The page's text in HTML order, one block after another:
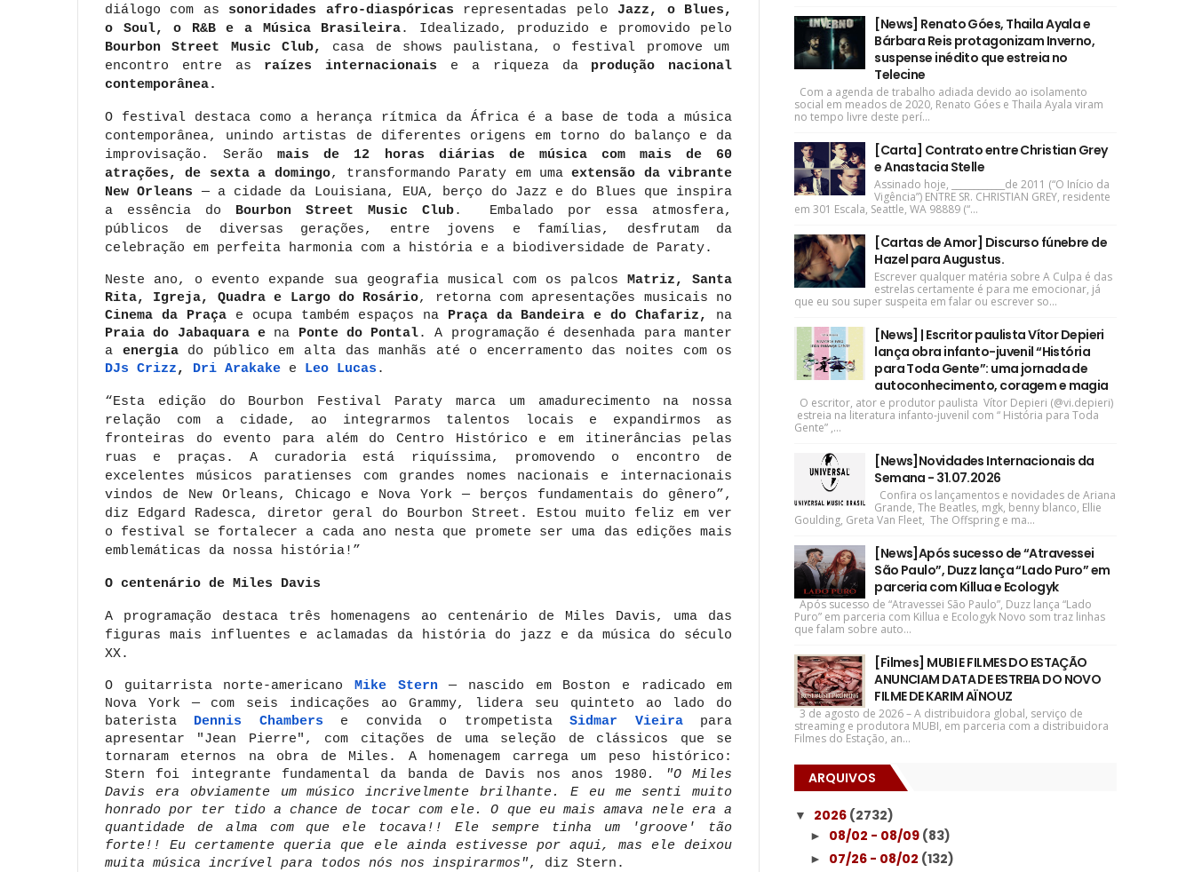
diálogo com as sonoridades afro-diaspóricas representadas pelo Jazz, o Blues,
o Soul, o R&B e a Música Brasileira. Idealizado, produzido e promovido pelo
Bourbon Street Music Club,
casa de shows paulistana, o festival promove um
encontro entre as raízes internacionais e a riqueza da produção nacional
contemporânea.
O festival destaca como a herança rítmica da África é a base de toda a música
contemporânea, unindo artistas de diferentes origens em torno do balanço e da
improvisação. Serão mais de 12 horas diárias de música com mais de 60
atrações, de sexta a domingo, transformando Paraty em umaextensão da vibrante
New Orleans — a cidade da Louisiana, EUA, berço do Jazz e do Blues que inspira
a essência do Bourbon Street Music Club. Embalado por essa atmosfera,
públicos de diversas gerações, entre jovens e famílias, desfrutam da
celebração em perfeita harmonia com a história e a biodiversidade de Paraty.
Neste ano, o evento expande sua geografia musical com os palcosMatriz, Santa
Rita, Igreja, Quadra e Largo do Rosário, retorna com apresentações musicais no
Cinema da Praça e ocupa também espaços na Praça da Bandeira e do Chafariz, na
Praia do Jabaquara e na Ponte do Pontal. A programação é desenhada para manter
a energiado público em alta das manhãs até o encerramento das noites com os
DJs Crizz, Dri Arakake e Leo Lucas .
“Esta edição do Bourbon Festival Paraty marca um amadurecimento na nossa
relação com a cidade, ao integrarmos talentos locais e expandirmos as
fronteiras do evento para além do Centro Histórico e em itinerâncias pelas
ruas e praças. A curadoria está riquíssima, promovendo o encontro de
excelentes músicos paratienses com grandes nomes nacionais e internacionais
vindos de New Orleans, Chicago e Nova York — berços fundamentais do gênero”,
diz Edgard Radesca, diretor geral do Bourbon Street. Estou muito feliz em ver
o festival se fortalecer a cada ano nesta que promete ser uma das edições mais
emblemáticas da nossa história!”
O centenário de Miles Davis
A programação destaca três homenagens ao centenário de Miles Davis, uma das
figuras mais influentes e aclamadas da história do jazz e da música do século
XX.
O guitarrista norte-americano Mike Stern — nascido em Boston e radicado em
Nova York — com seis indicações ao Grammy, lidera seu quinteto ao lado do
baterista Dennis Chambers e convida o trompetistaSidmar Vieirapara
apresentar "Jean Pierre", com citações de uma seleção de clássicos que se
tornaram eternos na obra de Miles. A homenagem carrega um peso histórico:
Stern foi integrante fundamental da banda de Davis nos anos 1980 . "O Miles
Davis era obviamente um músico incrivelmente brilhante. E eu me senti muito
honrado por ter tido a chance de tocar com ele. O que eu mais amava nele era a
quantidade de alma com que ele tocava!! Ele sempre tinha um 'groove' tão
forte!! Eu certamente queria que ele ainda estivesse por aqui, mas ele deixou
muita música incrível para todos nós nos inspirarmos", diz Stern.
[News] Renato Góes, Thaila Ayala e
Bárbara Reis protagonizam Inverno,
suspense inédito que estreia no
Telecine
Com a agenda de trabalho adiada devido ao isolamento
social em meados de 2020, Renato Góes e Thaila Ayala viram
no tempo livre deste perí...
[Carta] Contrato entre Christian Grey
e Anastacia Stelle
Assinado hoje, ____________de 2011 (“O Início da
Vigência”) ENTRE SR. CHRISTIAN GREY, residente
em 301 Escala, Seattle, WA 98889 (“...
[Cartas de Amor] Discurso fúnebre de
Hazel para Augustus.
Escrever qualquer matéria sobre A Culpa é das
estrelas certamente é para me emocionar, já
que eu sou super suspeita em falar ou escrever so...
[News] | Escritor paulista Vítor Depieri
lança obra infanto-juvenil “História
para Toda Gente”: uma jornada de
autoconhecimento, coragem e magia
O escritor, ator e produtor paulista Vítor Depieri (@vi.depieri)
estreia na literatura infanto-juvenil com “ História para Toda
Gente” ,...
[News]Novidades Internacionais da
Semana - 31.07.2026
Confira os lançamentos e novidades de Ariana
Grande, The Beatles, mgk, benny blanco, Ellie
Goulding, Greta Van Fleet, The Offspring e ma...
[News]Após sucesso de “Atravessei
São Paulo”, Duzz lança “Lado Puro” em
parceria com Killua e Ecologyk
Após sucesso de “Atravessei São Paulo”, Duzz lança “Lado
Puro” em parceria com Killua e Ecologyk Novo som traz linhas
que falam sobre auto...
[Filmes] MUBI E FILMES DO ESTAÇÃO
ANUNCIAM DATA DE ESTREIA DO NOVO
FILME DE KARIM AÏNOUZ
3 de agosto de 2026 – A distribuidora global, serviço de
streaming e produtora MUBI, em parceria com a distribuidora
Filmes do Estação, an...
ARQUIVOS
▼ 2026 (2732)
► 08/02 - 08/09 (83)
► 07/26 - 08/02 (132)